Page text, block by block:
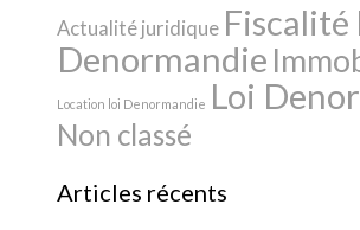
Actualité juridique Fiscalité
Denormandie
Location loi Denormandie Loi
Non classé
Articles récents